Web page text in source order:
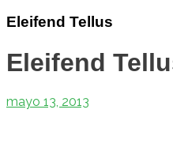
Eleifend Tellus
Eleifend
mayo 13, 2013